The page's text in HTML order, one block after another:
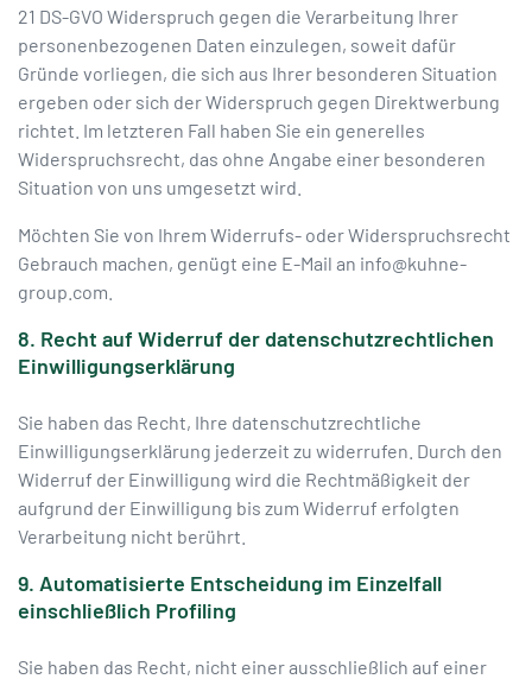
21 DS-GVO Widerspruch gegen die Verarbeitung Ihrer
personenbezogenen Daten einzulegen, soweit dafür
Gründe vorliegen, die sich aus Ihrer besonderen Situation
ergeben oder sich der Widerspruch gegen Direktwerbung
richtet. Im letzteren Fall haben Sie ein generelles
Widerspruchsrecht, das ohne Angabe einer besonderen
Situation von uns umgesetzt wird.
Möchten Sie von Ihrem Widerrufs- oder Widerspruchsrecht
Gebrauch machen, genügt eine E-Mail an info@kuhne-
group.com.
8. Recht auf Widerruf der datenschutzrechtlichen
Einwilligungserklärung
Sie haben das Recht, Ihre datenschutzrechtliche
Einwilligungserklärung jederzeit zu widerrufen. Durch den
Widerruf der Einwilligung wird die Rechtmäßigkeit der
aufgrund der Einwilligung bis zum Widerruf erfolgten
Verarbeitung nicht berührt.
9. Automatisierte Entscheidung im Einzelfall
einschließlich Profiling
Sie haben das Recht, nicht einer ausschließlich auf einer